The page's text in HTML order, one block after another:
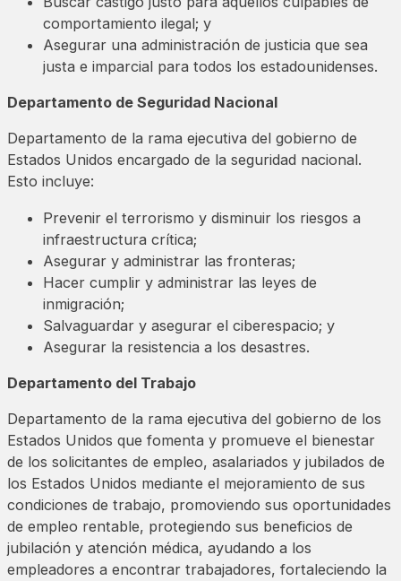
comportamiento ilegal; y
Asegurar una administración de justicia que sea
justa e imparcial para todos los estadounidenses.
Departamento de Seguridad Nacional
Departamento de la rama ejecutiva del gobierno de
Estados Unidos encargado de la seguridad nacional.
Esto incluye:
Prevenir el terrorismo y disminuir los riesgos a
infraestructura crítica;
Asegurar y administrar las fronteras;
Hacer cumplir y administrar las leyes de
inmigración;
Salvaguardar y asegurar el ciberespacio; y
Asegurar la resistencia a los desastres.
Departamento del Trabajo
Departamento de la rama ejecutiva del gobierno de los
Estados Unidos que fomenta y promueve el bienestar
de los solicitantes de empleo, asalariados y jubilados de
los Estados Unidos mediante el mejoramiento de sus
condiciones de trabajo, promoviendo sus oportunidades
de empleo rentable, protegiendo sus beneficios de
jubilación y atención médica, ayudando a los
empleadores a encontrar trabajadores, fortaleciendo la